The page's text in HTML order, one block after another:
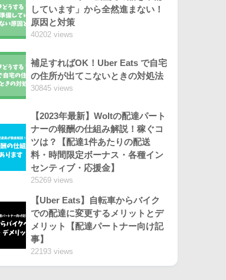
しています」から全然進まない！
原因と対策
40202 views
補足すればOK！Uber Eats で自宅
の住所が出てこないときの対処法
30845 views
【2023年最新】Woltの配達パート
ナーの報酬の仕組み解説！稼ぐコ
ツは？【配達1件あたりの配送
料・時間限定ボーナス・各種イン
センティブ・応援金】
25269 views
【Uber Eats】自転車からバイク
での配達に変更するメリットとデ
メリット【配達パートナー向け記
事】
22193 views